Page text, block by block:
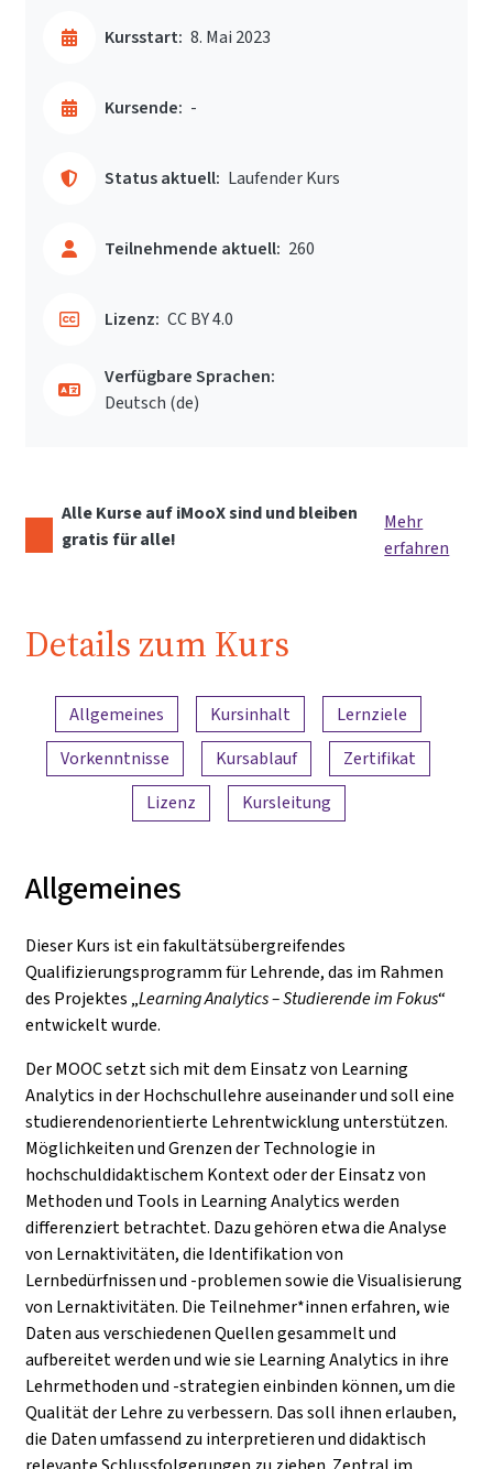
Kursstart: 8. Mai 2023
Kursende: -
Status aktuell: Laufender Kurs
Teilnehmende aktuell: 260
Lizenz: CC BY 4.0
Verfügbare Sprachen:
Deutsch ‎(de)‎
Alle Kurse auf iMooX sind und bleiben
gratis für alle!
Mehr
erfahren
Details zum Kurs
Inhaltsübersicht
Allgemeines Kursinhalt
Lernziele
Vorkenntnisse
Kursablauf
Zertifikat
Lizenz
Kursleitung
Allgemeines
Dieser Kurs ist ein fakultätsübergreifendes
Qualifizierungsprogramm für Lehrende, das im Rahmen
des Projektes „Learning Analytics – Studierende im Fokus“
entwickelt wurde.
Der MOOC setzt sich mit dem Einsatz von Learning
Analytics in der Hochschullehre auseinander und soll eine
studierendenorientierte Lehrentwicklung unterstützen.
Möglichkeiten und Grenzen der Technologie in
hochschuldidaktischem Kontext oder der Einsatz von
Methoden und Tools in Learning Analytics werden
differenziert betrachtet. Dazu gehören etwa die Analyse
von Lernaktivitäten, die Identifikation von
Lernbedürfnissen und -problemen sowie die Visualisierung
von Lernaktivitäten. Die Teilnehmer*innen erfahren, wie
Daten aus verschiedenen Quellen gesammelt und
aufbereitet werden und wie sie Learning Analytics in ihre
Lehrmethoden und -strategien einbinden können, um die
Qualität der Lehre zu verbessern. Das soll ihnen erlauben,
die Daten umfassend zu interpretieren und didaktisch